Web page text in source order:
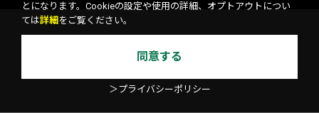
とになります。Cookieの設定や使用の詳細、オプトアウトについ
ては詳細 をご覧ください。
同意する
＞プライバシーポリシー